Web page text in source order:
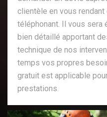
clientèle en vous
téléphonant. Il vous sera
bien détaillé apportant
technique de nos
temps vos propres
gratuit est applicable
prestations.